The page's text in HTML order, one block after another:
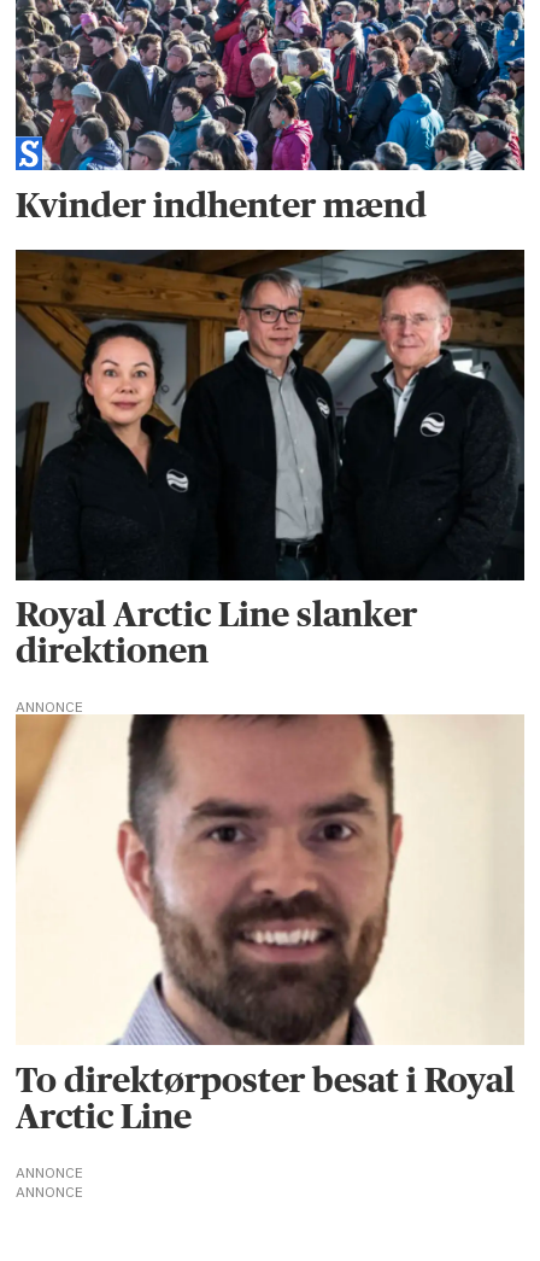
Kvinder indhenter mænd
Royal Arctic Line slanker
direktionen
ANNONCE
To direktørposter besat i Royal
Arctic Line
ANNONCE
ANNONCE